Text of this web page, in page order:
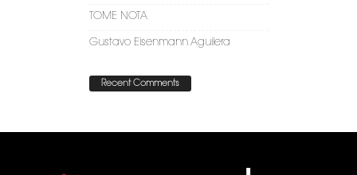
TOME NOTA
Gustavo Eisenmann Aguilera
Recent Comments